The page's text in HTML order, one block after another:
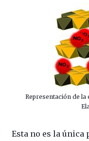
Representación de
Esta no es la